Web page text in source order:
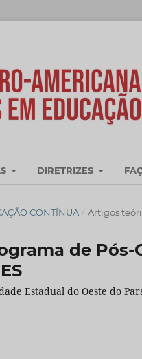
DIRETRIZES
CONTÍNUA / Artigos
de Pós-
Estadual do Oeste do